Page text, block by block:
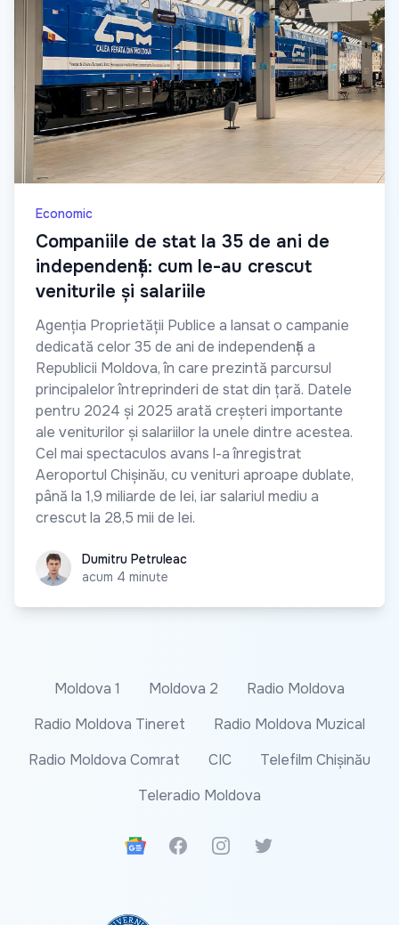
Economic
Companiile de stat la 35 de ani de
independență: cum le-au crescut
veniturile și salariile
Agenția Proprietății Publice a lansat o campanie
dedicată celor 35 de ani de independență a
Republicii Moldova, în care prezintă parcursul
principalelor întreprinderi de stat din țară. Datele
pentru 2024 și 2025 arată creșteri importante
ale veniturilor și salariilor la unele dintre acestea.
Cel mai spectaculos avans l-a înregistrat
Aeroportul Chișinău, cu venituri aproape dublate,
până la 1,9 miliarde de lei, iar salariul mediu a
crescut la 28,5 mii de lei.
Dumitru Petruleac
Dumitru Petruleac
acum 4 minute
Moldova 1 Moldova 2
Radio Moldova
Radio Moldova Tineret
Radio Moldova Muzical
Radio Moldova Comrat
CIC
Telefilm Chișinău
Teleradio Moldova
Google News
FacebookInstagramTwitter